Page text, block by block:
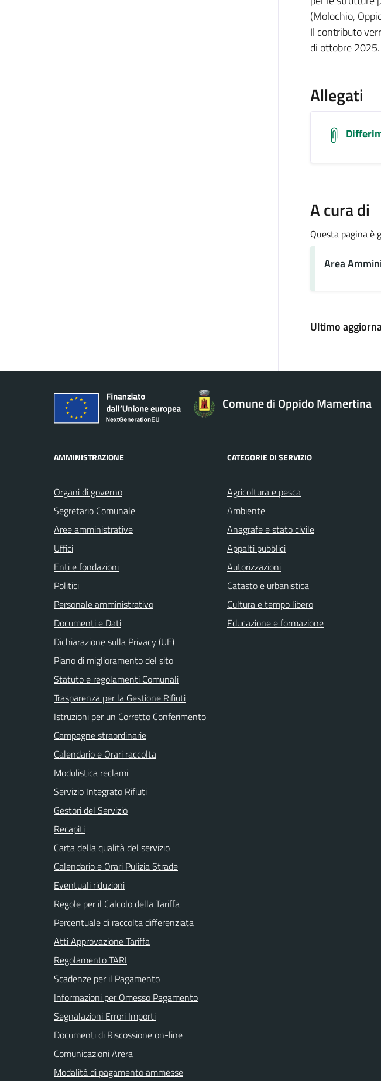
(Molochio,
Il contributo
di ottobre 2025.
Allegati
A cura di
Questa pagina è
Area
Ultimo
Comune di Oppido Mamertina
AMMINISTRAZIONE
Organi di governo
Segretario Comunale
Aree amministrative
Uffici
Enti e fondazioni
Politici
Personale amministrativo
Documenti e Dati
Dichiarazione sulla Privacy (UE)
Piano di miglioramento del sito
Statuto e regolamenti Comunali
Trasparenza per la Gestione Rifiuti
Istruzioni per un Corretto Conferimento
Campagne straordinarie
Calendario e Orari raccolta
Modulistica reclami
Servizio Integrato Rifiuti
Gestori del Servizio
Recapiti
Carta della qualità del servizio
Calendario e Orari Pulizia Strade
Eventuali riduzioni
Regole per il Calcolo della Tariffa
Percentuale di raccolta differenziata
Atti Approvazione Tariffa
Regolamento TARI
Scadenze per il Pagamento
Informazioni per Omesso Pagamento
Segnalazioni Errori Importi
Documenti di Riscossione on-line
Comunicazioni Arera
Modalità di pagamento ammesse
CATEGORIE DI SERVIZIO
Agricoltura e pesca
Ambiente
Anagrafe e stato civile
Appalti pubblici
Autorizzazioni
Catasto e urbanistica
Cultura e tempo libero
Educazione e formazione